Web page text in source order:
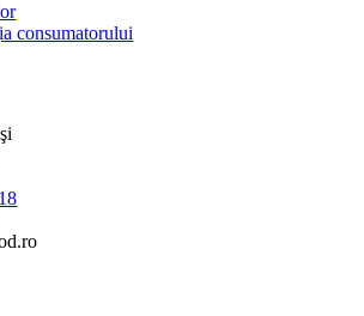
consumatorului